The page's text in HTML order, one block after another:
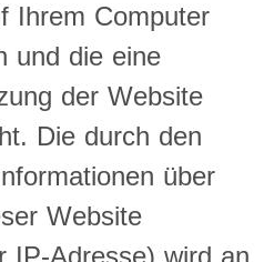
Ihrem Computer
und die eine
der Website
Die durch den
über
Website